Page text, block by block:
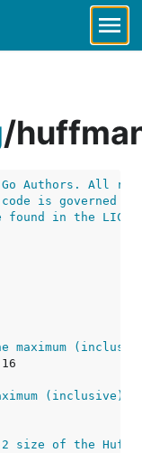
/
Authors. All
is governed by
in the
maximum
(inclusive)
of the